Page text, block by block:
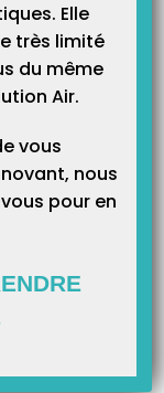
Elle
très limité
du même
Air.
vous
nous
pour en